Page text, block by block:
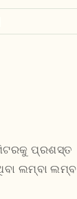
ପ୍ରଶସ୍ତ
ଲମ୍ବା ଲମ୍ବ